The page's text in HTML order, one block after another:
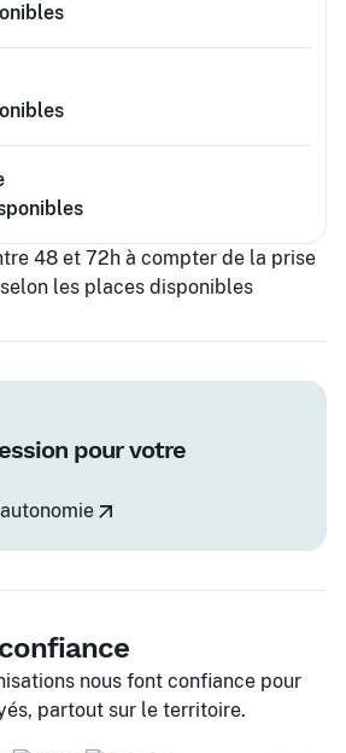
48 et 72h à compter de la prise
les places disponibles
pour votre
nous font confiance pour
partout sur le territoire.